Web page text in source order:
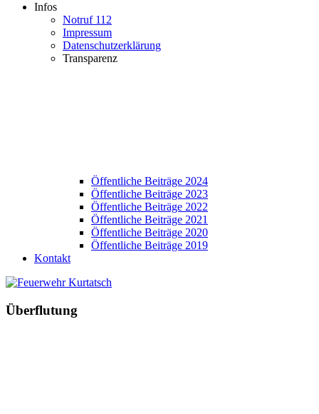
Infos
Notruf 112
Impressum
Datenschutzerklärung
Transparenz
Öffentliche Beiträge 2024
Öffentliche Beiträge 2023
Öffentliche Beiträge 2022
Öffentliche Beiträge 2021
Öffentliche Beiträge 2020
Öffentliche Beiträge 2019
Kontakt
Überflutung